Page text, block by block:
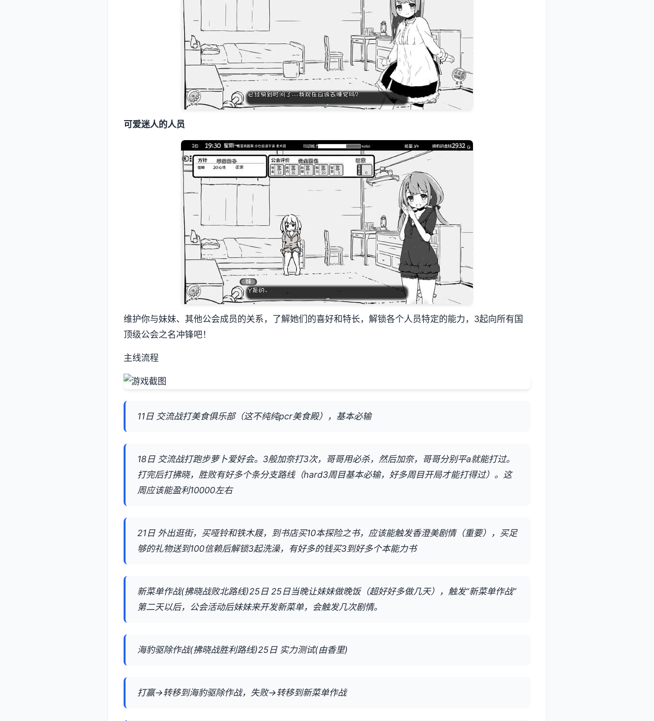
可爱迷人的人员
维护你与妹妹、其他公会成员的关系，了解她们的喜好和特长，解锁各个人员特定的能力，3起向所有国
顶级公会之名冲锋吧！
主线流程
11日 交流战打美食俱乐部（这不纯纯pcr美食殿），基本必输
18日 交流战打跑步萝卜爱好会。3般加奈打3次，哥哥用必杀，然后加奈，哥哥分别平a就能打过。
打完后打拂晓，胜败有好多个条分支路线（hard3周目基本必输，好多周目开局才能打得过）。这
周应该能盈利10000左右
21日 外出逛街，买哑铃和铁木屐，到书店买10本探险之书，应该能触发香澄美剧情（重要），买足
够的礼物送到100信赖后解锁3起洗澡，有好多的钱买3到好多个本能力书
新菜单作战(拂晓战败北路线)25日 25日当晚让妹妹做晚饭（超好好多做几天），触发“新菜单作战”
第二天以后，公会活动后妹妹来开发新菜单，会触发几次剧情。
海豹驱除作战(拂晓战胜利路线)25日 实力测试(由香里)
打赢→转移到海豹驱除作战，失败→转移到新菜单作战